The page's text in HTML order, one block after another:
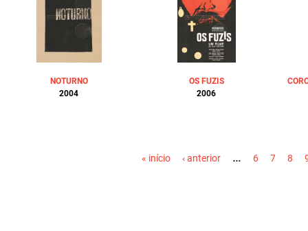
NOTURNO
2004
OS FUZIS
2006
« início ‹ anterior … 6 7 8